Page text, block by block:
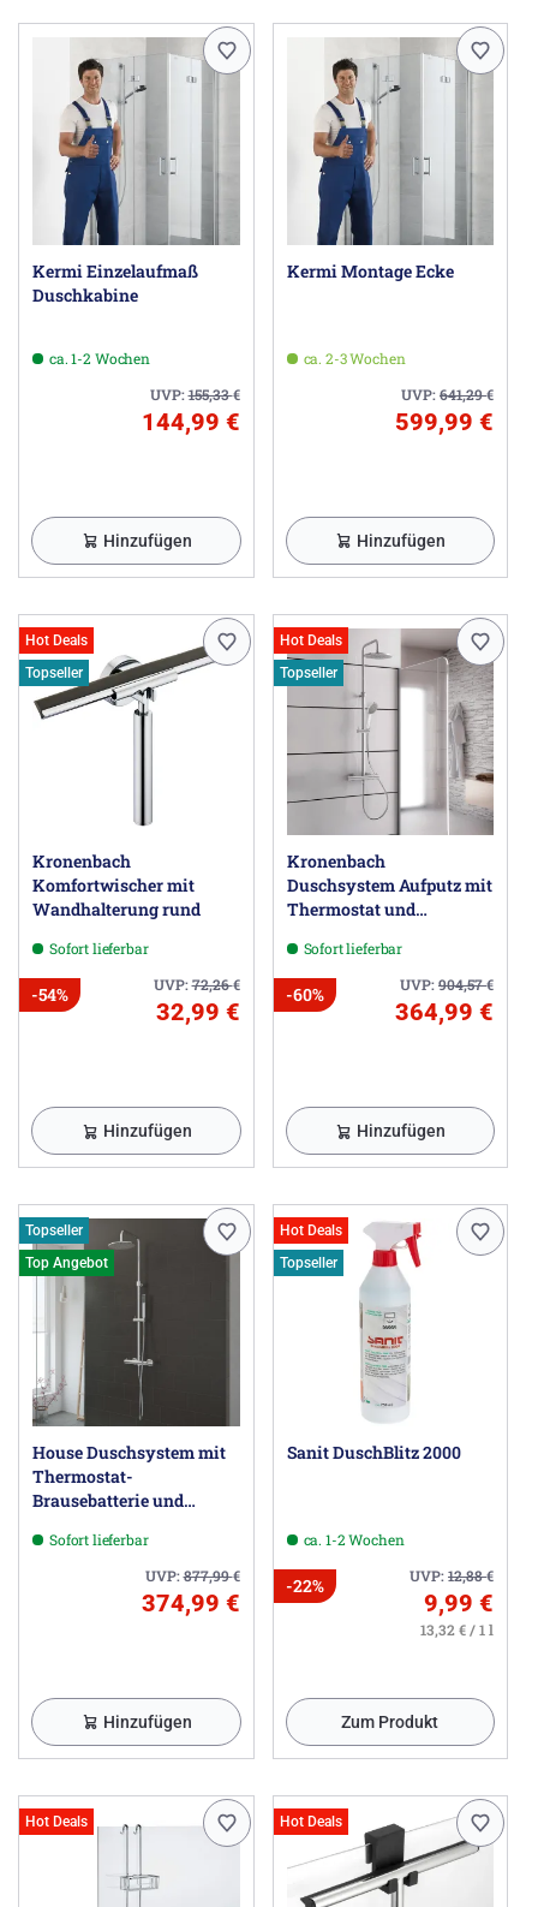
Abdichtung erreichbar.
20 Jahre Ersatzteil-Nachkaufsicherheit nach Auslauf
des Modells.
Achtung:
bei Montage als U-Kabine bitte darauf achten, dass
entsprechende Seitenwände separat bestellt werden
müssen
Kermi GmbH, Pankofen-Bahnhof 1, 94447 Plattling DE,
info@kermi.de
Kermi Einzelaufmaß
Duschkabine
ca. 1-2 Wochen
UVP:155,33€
144,99 €
Hinzufügen
Kermi Montage Ecke
ca. 2-3 Wochen
UVP:641,29€
599,99 €
Hinzufügen
Hot Deals
Topseller
Kronenbach
Komfortwischer mit
Wandhalterung rund
Sofort lieferbar
UVP:72,26€
-54%
32,99 €
Hinzufügen
Hot Deals
Topseller
Kronenbach
Duschsystem Aufputz mit
Thermostat und
rundSofort lieferbar
UVP:904,57€
-60%
364,99 €
Hinzufügen
Topseller
Top Angebot
House Duschsystem mit
Thermostat-
Brausebatterie und
Sofort lieferbar
UVP:877,99€
374,99 €
Hinzufügen
Hot Deals
Topseller
Sanit DuschBlitz 2000
ca. 1-2 Wochen
UVP:12,88€
-22%
9,99 €
13,32 € / 1 l
Zum Produkt
Hot Deals Hot Deals